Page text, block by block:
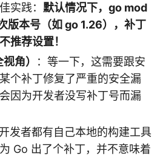
实践： 默认情况下，go mod
版本号（如 go 1.26），补丁
推荐设置！
角）
：等一下，这需要跟安
个补丁修复了严重的安全漏
因为开发者没写补丁号而漏
发者都有自己本地的构建工具
Go 出了个补丁，并不意味着